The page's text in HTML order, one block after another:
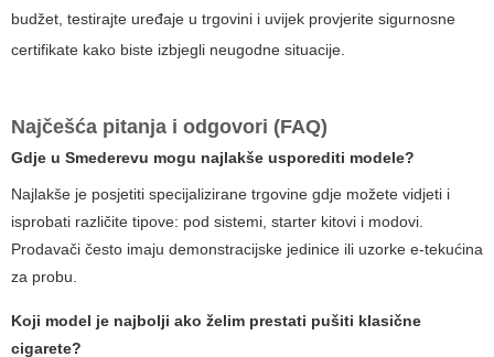
budžet, testirajte uređaje u trgovini i uvijek provjerite sigurnosne
certifikate kako biste izbjegli neugodne situacije.
Najčešća pitanja i odgovori (FAQ)
Gdje u Smederevu mogu najlakše usporediti modele?
Najlakše je posjetiti specijalizirane trgovine gdje možete vidjeti i
isprobati različite tipove: pod sistemi, starter kitovi i modovi.
Prodavači često imaju demonstracijske jedinice ili uzorke e-tekućina
za probu.
Koji model je najbolji ako želim prestati pušiti klasične
cigarete?